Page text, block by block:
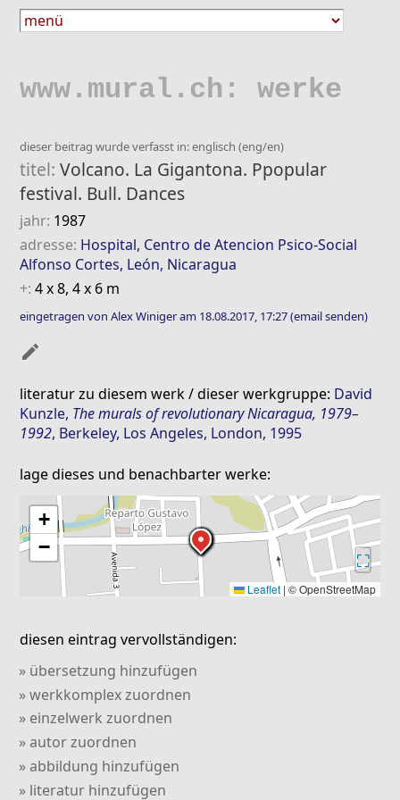
www.mural.ch: werke
dieser beitrag wurde verfasst in: englisch (eng/en)
titel:Volcano. La Gigantona. Ppopular
festival. Bull. Dances
jahr: 1987
adresse: Hospital, Centro de Atencion Psico-Social
Alfonso Cortes, León, Nicaragua
+:4 x 8, 4 x 6 m
eingetragen von Alex Winiger am 18.08.2017, 17:27(email senden)
mode_edit
literatur zu diesem werk / dieser werkgruppe: David
Kunzle, The murals of revolutionary Nicaragua, 1979–
1992, Berkeley, Los Angeles, London, 1995
lage dieses und benachbarter werke:
+
−
⛶
Leaflet | © OpenStreetMap
diesen eintrag vervollständigen:
» übersetzung hinzufügen
» werkkomplex zuordnen
» einzelwerk zuordnen
» autor zuordnen
» abbildung hinzufügen
» literatur hinzufügen